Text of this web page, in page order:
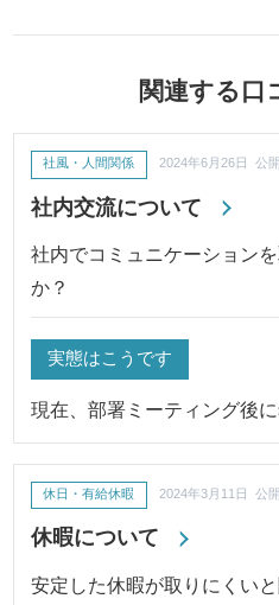
関連する口
社内交流について
社風・人間関係 2024年6月26日 公開
社内でコミュニケーション
か？
実態はこうです
現在、部署ミーティング後
休暇について
休日・有給休暇 2024年3月11日 公開
安定した休暇が取りにくい